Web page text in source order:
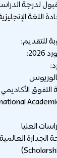
اللغة
للتقديم:
التفوق
العليا